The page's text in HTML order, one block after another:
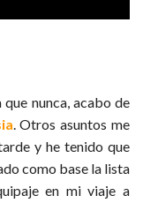
nunca, acabo de
. Otros asuntos me
y he tenido que
como base la lista
en mi viaje a